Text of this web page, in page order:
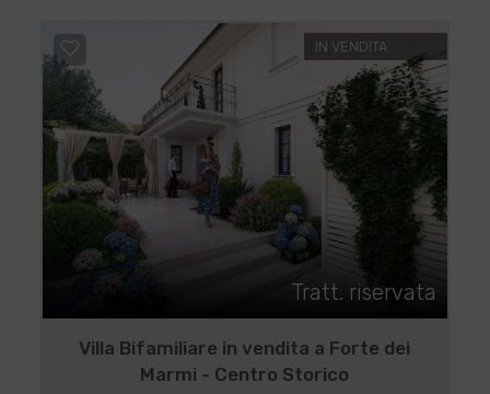
IN VENDITA
Tratt. riservata
Villa Bifamiliare in vendita a Forte dei
Marmi - Centro Storico